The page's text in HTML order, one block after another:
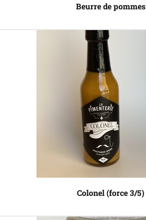
Beurre de pommes
Colonel (force 3/5)